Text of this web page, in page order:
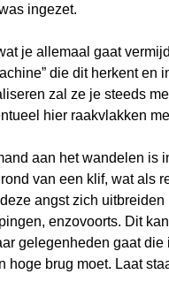
ingezet.
je allemaal gaat
die dit herkent en
zal ze je steeds
hier raakvlakken
aan het wandelen is
van een klif, wat als
angst zich uitbreiden
enzovoorts. Dit
gelegenheden gaat die
hoge brug moet. Laat